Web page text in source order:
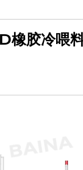
胶冷喂料